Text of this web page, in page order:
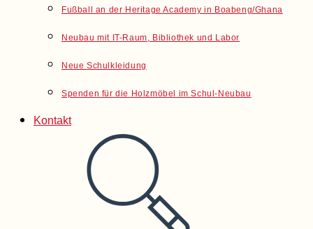
Fußball an der Heritage Academy in Boabeng/Ghana
Neubau mit IT-Raum, Bibliothek und Labor
Neue Schulkleidung
Spenden für die Holzmöbel im Schul-Neubau
Kontakt